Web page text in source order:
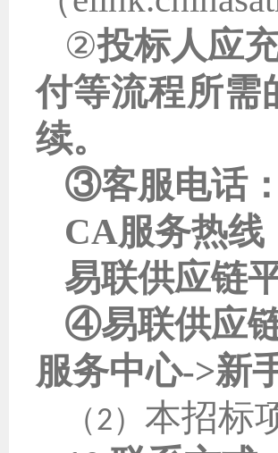
②投标人应
付等流程所需
续。
③客服电话
CA服务热线
易联供应链
④易联供应
服务中心->新
（2） 本招标